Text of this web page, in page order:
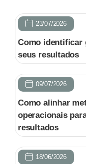
23/07/2026
Como identificar
seus resultados
09/07/2026
Como alinhar
operacionais
resultados
18/06/2026